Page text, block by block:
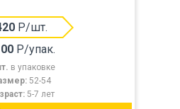
Р/шт.
Р/упак.
в упаковке
52-54
5-7 лет